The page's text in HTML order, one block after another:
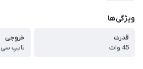
ویژگی‌ها
قدرت
45 وات
خروجی
تایپ سی